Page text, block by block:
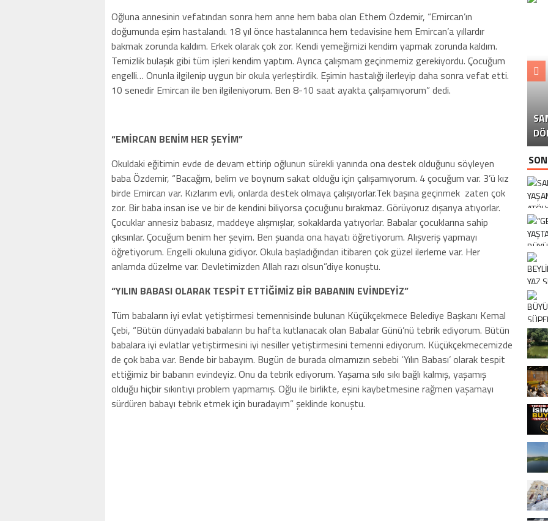
Oğluna annesinin vefatından sonra hem anne hem baba olan Ethem Özdemir, “Emircan’ın
doğumunda eşim hastalandı. 18 yıl önce hastalanınca hem tedavisine hem Emircan’a yıllardır
bakmak zorunda kaldım. Erkek olarak çok zor. Kendi yemeğimizi kendim yapmak zorunda kaldım.
Temizlik bulaşık gibi tüm işleri kendim yaptım. Ayrıca çalışmam geçinmemiz gerekiyordu. Çocuğum
engelli… Onunla ilgilenip uygun bir okula yerleştirdik. Eşimin hastalığı ilerleyip daha sonra vefat etti.
10 senedir Emircan ile ben ilgileniyorum. Ben 8-10 saat ayakta çalışamıyorum” dedi.
“EMİRCAN BENİM HER ŞEYİM”
Okuldaki eğitimin evde de devam ettirip oğlunun sürekli yanında ona destek olduğunu söyleyen
baba Özdemir, “Bacağım, belim ve boynum sakat olduğu için çalışamıyorum. 4 çocuğum var. 3’ü kız
birde Emircan var. Kızlarım evli, onlarda destek olmaya çalışıyorlar.Tek başına geçinmek zaten çok
zor. Bir baba insan ise ve bir de kendini biliyorsa çocuğunu bırakmaz. Görüyoruz dışarıya atıyorlar.
Çocuklar annesiz babasız, maddeye alışmışlar, sokaklarda yatıyorlar. Babalar çocuklarına sahip
çıksınlar. Çocuğum benim her şeyim. Ben şuanda ona hayatı öğretiyorum. Alışveriş yapmayı
öğretiyorum. Engelli okuluna gidiyor. Okula başladığından itibaren çok güzel ilerleme var. Her
anlamda düzelme var. Devletimizden Allah razı olsun”diye konuştu.
“YILIN BABASI OLARAK TESPİT ETTİĞİMİZ BİR BABANIN EVİNDEYİZ”
Tüm babaların iyi evlat yetiştirmesi temennisinde bulunan Küçükçekmece Belediye Başkanı Kemal
Çebi, “Bütün dünyadaki babaların bu hafta kutlanacak olan Babalar Günü’nü tebrik ediyorum. Bütün
babalara iyi evlatlar yetiştirmesini iyi nesiller yetiştirmesini temenni ediyorum. Küçükçekmecemizde
de çok baba var. Bende bir babayım. Bugün de burada olmamızın sebebi ‘Yılın Babası’ olarak tespit
ettiğimiz bir babanın evindeyiz. Onu da tebrik ediyorum. Yaşama sıkı sıkı bağlı kalmış, yaşamış
olduğu hiçbir sıkıntıyı problem yapmamış. Oğlu ile birlikte, eşini kaybetmesine rağmen yaşamayı
sürdüren babayı tebrik etmek için buradayım” şeklinde konuştu.